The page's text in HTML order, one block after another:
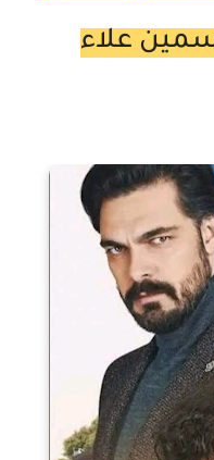
بقلم ياسمين علاء